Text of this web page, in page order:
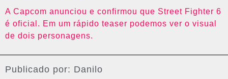
A Capcom anunciou e confirmou que Street Fighter 6
é oficial. Em um rápido teaser podemos ver o visual
de dois personagens.
Publicado por: Danilo